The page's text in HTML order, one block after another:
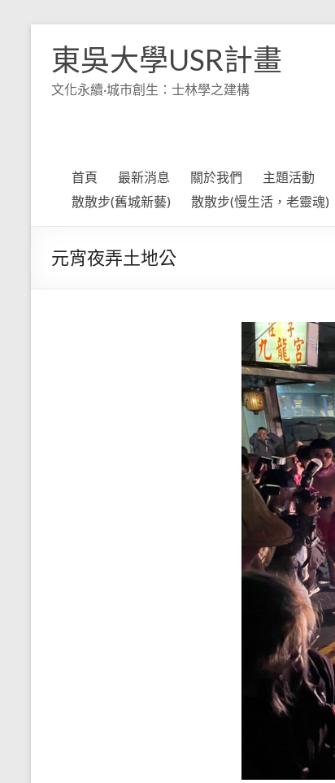
content
東吳大學USR計畫
文化永續·城市創生：士林學之建構
首頁 最新消息 關於我們 主題活動
散散步(舊城新藝)
散散步(慢生活，老靈魂)
元宵夜弄土地公